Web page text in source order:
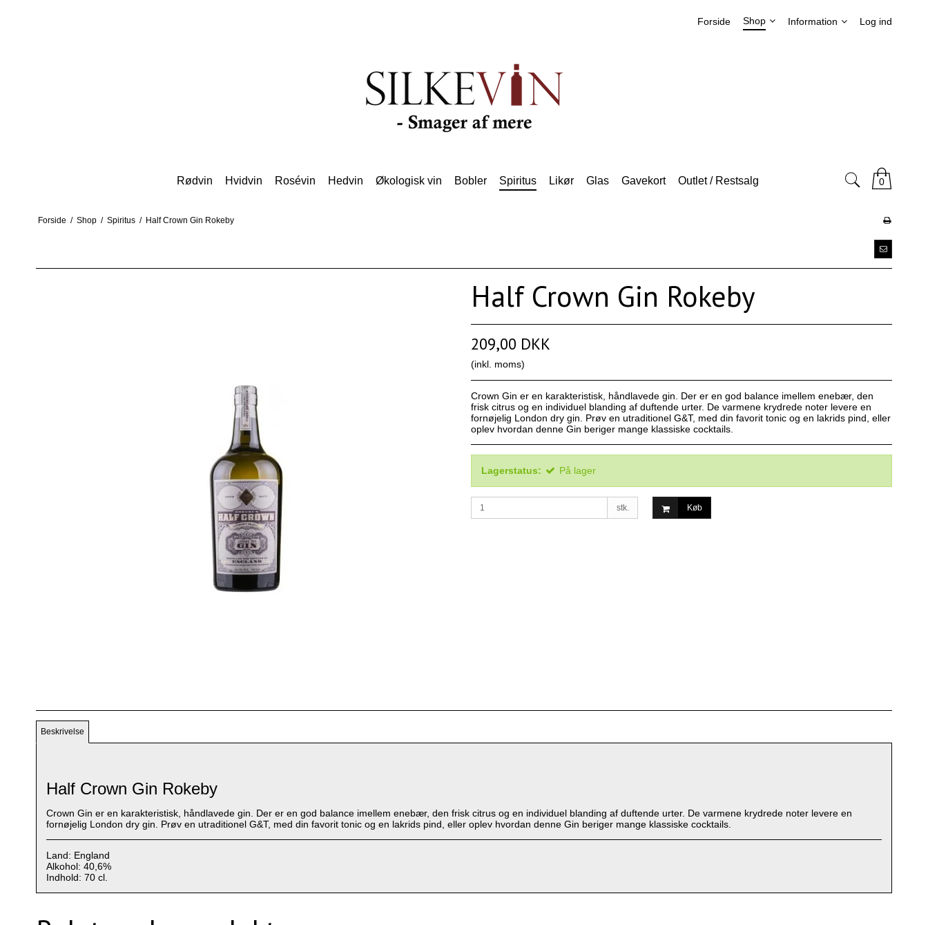
Forside Shop Information Log ind
0
Rødvin Hvidvin Rosévin Hedvin Økologisk vin Bobler Spiritus Likør Glas Gavekort Outlet / Restsalg
Forside / Shop / Spiritus / Half Crown Gin Rokeby
Half Crown Gin Rokeby
209,00 DKK
(inkl. moms)
Crown Gin er en karakteristisk, håndlavede gin. Der er en god balance imellem enebær, den
frisk citrus og en individuel blanding af duftende urter. De varmene krydrede noter levere en
fornøjelig London dry gin. Prøv en utraditionel G&T, med din favorit tonic og en lakrids pind, eller
oplev hvordan denne Gin beriger mange klassiske cocktails.
Lagerstatus: På lager
stk. Køb
Beskrivelse
Half Crown Gin Rokeby
Crown Gin er en karakteristisk, håndlavede gin. Der er en god balance imellem enebær, den frisk citrus og en individuel blanding af duftende urter. De varmene krydrede noter levere en
fornøjelig London dry gin. Prøv en utraditionel G&T, med din favorit tonic og en lakrids pind, eller oplev hvordan denne Gin beriger mange klassiske cocktails.
Land: England
Alkohol: 40,6%
Indhold: 70 cl.